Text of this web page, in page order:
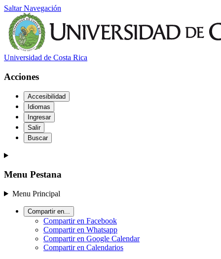
Saltar Navegación
Universidad de Costa Rica
Acciones
Accesibilidad
Idiomas
Ingresar
Salir
Buscar
Menu Pestana
Menu Principal
Compartir en...
Compartir en Facebook
Compartir en Whatsapp
Compartir en Google Calendar
Compartir en Calendarios